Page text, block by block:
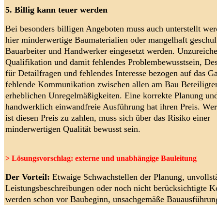
5. Billig kann teuer werden
Bei besonders billigen Angeboten muss auch unterstellt
hier minderwertige Baumaterialien oder mangelhaft
Bauarbeiter und Handwerker eingesetzt werden.
Qualifikation und damit fehlendes Problembewusstsein,
für Detailfragen und fehlendes Interesse bezogen auf das
fehlende Kommunikation zwischen allen am Bau
erheblichen Unregelmäßigkeiten. Eine korrekte Planung
handwerklich einwandfreie Ausführung hat ihren Preis.
ist diesen Preis zu zahlen, muss sich über das Risiko einer
minderwertigen Qualität bewusst sein.
> Lösungsvorschlag: externe und unabhängige Bauleitung
Der Vorteil: Etwaige Schwachstellen der Planung,
Leistungsbeschreibungen oder noch nicht berücksichtigte
werden schon vor Baubeginn, unsachgemäße